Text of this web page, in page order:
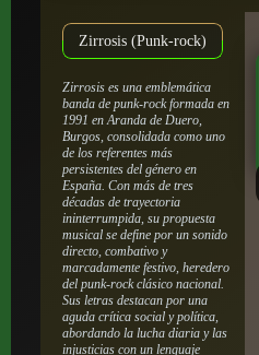
Zirrosis (Punk-rock)
Zirrosis es una emblemática
banda de punk-rock formada en
1991 en Aranda de Duero,
Burgos, consolidada como uno
de los referentes más
persistentes del género en
España. Con más de tres
décadas de trayectoria
ininterrumpida, su propuesta
musical se define por un sonido
directo, combativo y
marcadamente festivo, heredero
del punk-rock clásico nacional.
Sus letras destacan por una
aguda crítica social y política,
abordando la lucha diaria y las
injusticias con un lenguaje